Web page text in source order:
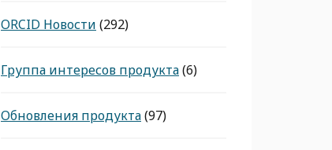
ORCID Новости (292)
Группа интересов продукта(6)
Обновления продукта(97)